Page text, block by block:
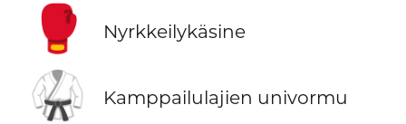
🥊 Nyrkkeilykäsine
🥋 Kamppailulajien univormu